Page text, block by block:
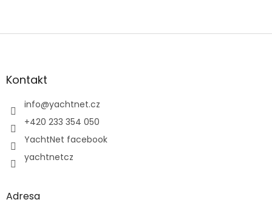
Z
aKontakt
info@yachtnet.cz
+420 233 354 050
YachtNet facebook
yachtnetcz
Adresa